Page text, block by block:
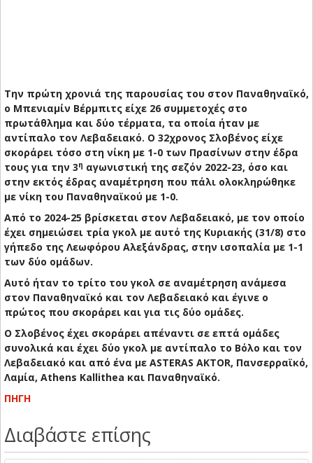
Την πρώτη χρονιά της παρουσίας του στον Παναθηναϊκό,
ο Μπενιαμίν Βέρμπιτς είχε 26 συμμετοχές στο
πρωτάθλημα και δύο τέρματα, τα οποία ήταν με
αντίπαλο τον Λεβαδειακό. Ο 32χρονος Σλοβένος είχε
σκοράρει τόσο στη νίκη με 1-0 των Πρασίνων στην έδρα
τους για την 3η αγωνιστική της σεζόν 2022-23, όσο και
στην εκτός έδρας αναμέτρηση που πάλι ολοκληρώθηκε
με νίκη του Παναθηναϊκού με 1-0.
Από το 2024-25 βρίσκεται στον Λεβαδειακό, με τον οποίο
έχει σημειώσει τρία γκολ με αυτό της Κυριακής (31/8) στο
γήπεδο της Λεωφόρου Αλεξάνδρας, στην ισοπαλία με 1-1
των δύο ομάδων.
Αυτό ήταν το τρίτο του γκολ σε αναμέτρηση ανάμεσα
στον Παναθηναϊκό και τον Λεβαδειακό και έγινε ο
πρώτος που σκοράρει και για τις δύο ομάδες.
Ο Σλοβένος έχει σκοράρει απέναντι σε επτά ομάδες
συνολικά και έχει δύο γκολ με αντίπαλο το Βόλο και τον
Λεβαδειακό και από ένα με ASTERAS AKTOR, Πανσερραϊκό,
Λαμία, Athens Kallithea και Παναθηναϊκό.
ΠΗΓΗ
Διαβάστε επίσης